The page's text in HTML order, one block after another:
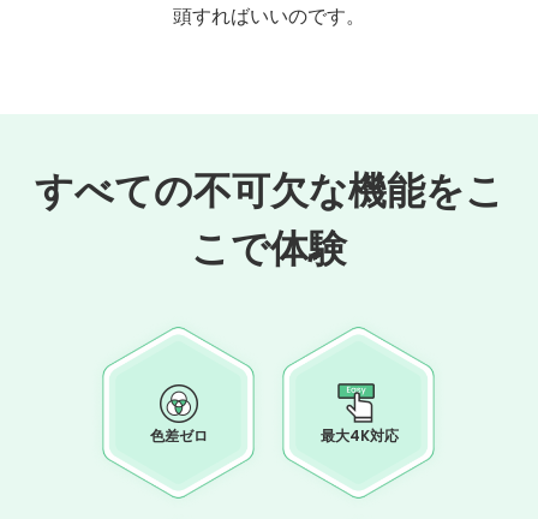
頭すればいいのです。
すべての不可欠な機能をこ
こで体験
色差ゼロ 最大4K対応